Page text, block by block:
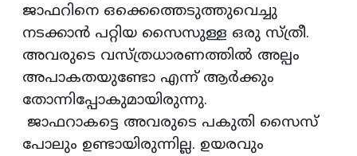
ജാഫറിനെ ഒക്കെത്തെടുത്തുവെച്ചു
നടക്കാന്‍ പറ്റിയ സൈസുള്ള ഒരു സ്ത്രീ.
അവരുടെ വസ്ത്രധാരണത്തില്‍ അല്പം
അപാകതയുണ്ടോ എന്ന് ആര്‍ക്കും
തോന്നിപ്പോകുമായിരുന്നു.
ജാഫറാകട്ടെ അവരുടെ പകുതി സൈസ്
പോലും ഉണ്ടായിരുന്നില്ല. ഉയരവും